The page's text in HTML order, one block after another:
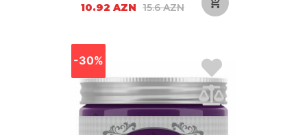
10.92 AZN 15.6 AZN
-30%